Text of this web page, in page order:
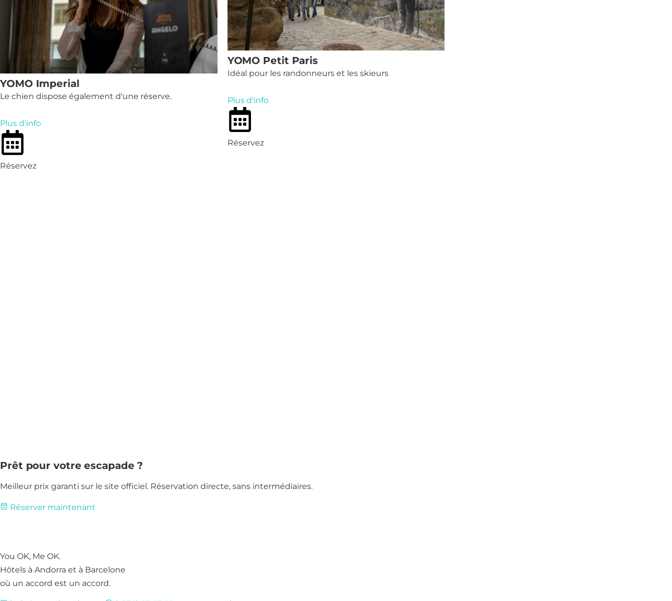
YOMO Imperial
Le chien dispose également d'une réserve.
Plus d'info
Réservez
YOMO Petit Paris
Idéal pour les randonneurs et les skieurs
Plus d'info
Réservez
Prêt pour votre escapade ?
Meilleur prix garanti sur le site officiel. Réservation directe, sans intermédiaires.
Réserver maintenant
You OK, Me OK.
Hôtels à Andorra et à Barcelone
où un accord est un accord.